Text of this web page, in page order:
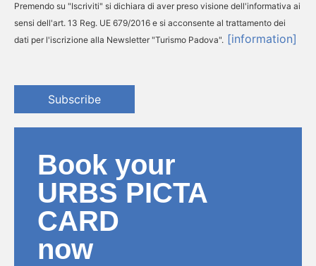
Premendo su "Iscriviti" si dichiara di aver preso visione dell'informativa ai
sensi dell'art. 13 Reg. UE 679/2016 e si acconsente al trattamento dei
dati per l'iscrizione alla Newsletter "Turismo Padova". [information]
Subscribe
Book your
URBS PICTA
CARD
now